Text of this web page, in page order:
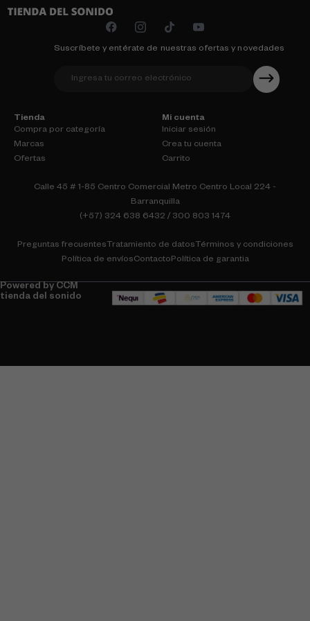
Suscríbete y entérate de nuestras ofertas y novedades
Tienda
Compra por categoría
Marcas
Ofertas
Mi cuenta
Iniciar sesión
Crea tu cuenta
Carrito
Calle 45 # 1-85 Centro Comercial Metro Centro Local 224 -
Barranquilla
(+57) 324 638 6432 / 300 803 1474
Preguntas frecuentesTratamiento de datosTérminos y condiciones
Política de envíosContactoPolítica de garantia
Powered by CCM
tienda del sonido